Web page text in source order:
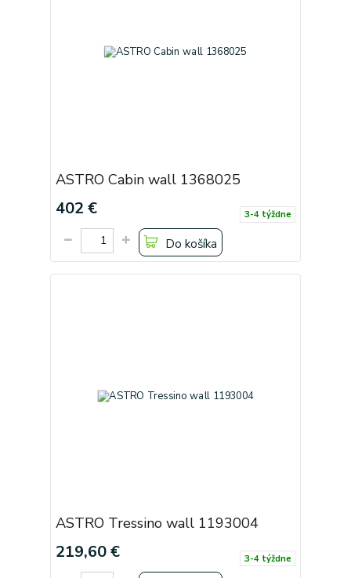
ASTRO Cabin wall 1368025
402 € 3-4 týždne
Do košíka
ASTRO Tressino wall 1193004
219,60 € 3-4 týždne